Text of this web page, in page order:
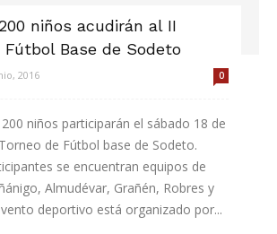
niños acudirán al II
Fútbol Base de Sodeto
2016 0
niños participarán el sábado 18 de
de Fútbol base de Sodeto.
se encuentran equipos de
Almudévar, Grañén, Robres y
deportivo está organizado por...